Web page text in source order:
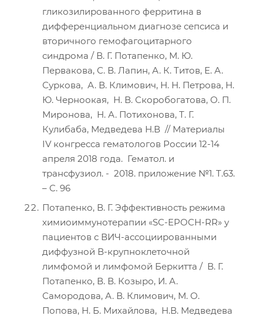
гликозилированного ферритина в
дифференциальном диагнозе сепсиса и
вторичного гемофагоцитарного
синдрома / В. Г. Потапенко, М. Ю.
Первакова, С. В. Лапин, А. К. Титов, Е. А.
Суркова, А. В. Климович, Н. Н. Петрова, Н.
Ю. Черноокая, Н. В. Скоробогатова, О. П.
Миронова, Н. А. Потихонова, Т. Г.
Кулибаба, Медведева Н.В // Материалы
IV конгресса гематологов России 12-14
апреля 2018 года. Гематол. и
трансфузиол. - 2018. приложение №1. T.63.
– C. 96
Потапенко, В. Г. Эффективность режима
химиоиммунотерапии «SC-EPOCH-RR» у
пациентов с ВИЧ-ассоциированными
диффузной В-крупноклеточной
лимфомой и лимфомой Беркитта / В. Г.
Потапенко, В. В. Козыро, И. А.
Самородова, А. В. Климович, М. О.
Попова, Н. Б. Михайлова, Н.В. Медведева